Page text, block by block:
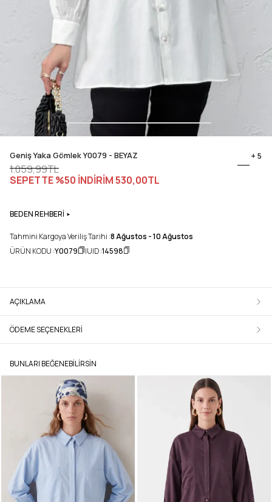
Geniş Yaka Gömlek Y0079 - BEYAZ + 5
1.059,99TL
SEPETTE %50 İNDİRİM530,00TL
BEDEN REHBERİ
Tahmini Kargoya Veriliş Tarihi :8 Ağustos - 10 Ağustos
ÜRÜN KODU :Y0079 UID :14598
AÇIKLAMA
ÖDEME SEÇENEKLERI
BUNLARI BEĞENEBILIRSIN